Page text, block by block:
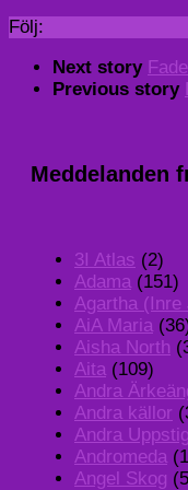
Följ:
Next story
Previous story
Meddelanden
3I Atlas (2)
Adama (151)
Agartha (Inre
AiA Maria
Aisha North
Aita (109)
Andra
Andra källor
Andra
Andromeda
Angel Skog